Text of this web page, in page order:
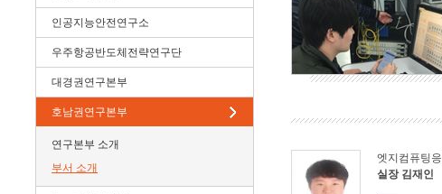
인공지능안전연구소
우주항공반도체전략연구단
대경권연구본부
호남권연구본부
연구본부 소개
부서 소개
엣지컴퓨팅
실장 김재인